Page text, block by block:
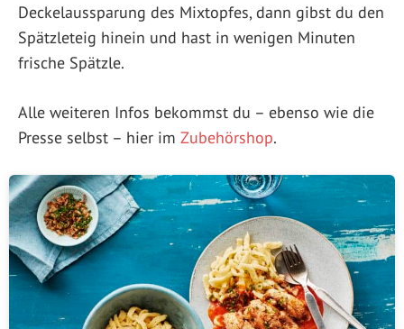
Deckelaussparung des Mixtopfes, dann gibst du den
Spätzleteig hinein und hast in wenigen Minuten
frische Spätzle.
Alle weiteren Infos bekommst du – ebenso wie die
Presse selbst – hier im Zubehörshop.